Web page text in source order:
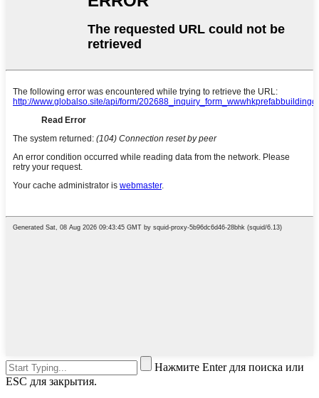
Нажмите Enter для поиска или
ESC для закрытия.